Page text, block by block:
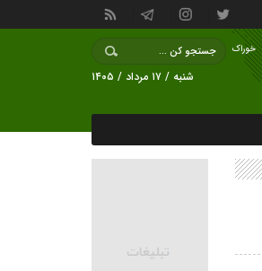
خوراک
شنبه / ۱۷ مرداد / ۱۴۰۵